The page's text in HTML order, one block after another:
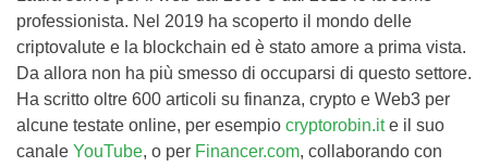
professionista. Nel 2019 ha scoperto il mondo delle
criptovalute e la blockchain ed è stato amore a prima vista.
Da allora non ha più smesso di occuparsi di questo settore.
Ha scritto oltre 600 articoli su finanza, crypto e Web3 per
alcune testate online, per esempio cryptorobin.it e il suo
canale YouTube, o per Financer.com, collaborando con